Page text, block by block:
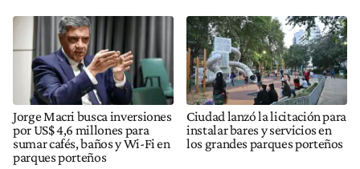
Jorge Macri busca inversiones
por US$ 4,6 millones para
sumar cafés, baños y Wi-Fi en
parques porteños
Ciudad lanzó la licitación para
instalar bares y servicios en
los grandes parques porteños